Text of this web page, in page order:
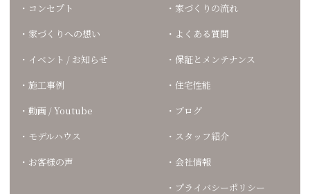
コンセプト
家づくりへの想い
イベント / お知らせ
施工事例
動画 / Youtube
モデルハウス
お客様の声
家づくりの流れ
よくある質問
保証とメンテナンス
住宅性能
ブログ
スタッフ紹介
会社情報
プライバシーポリシー